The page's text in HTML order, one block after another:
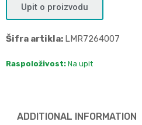
Upit o proizvodu
Šifra artikla: LMR7264007
Raspoloživost: Na upit
ADDITIONAL INFORMATION